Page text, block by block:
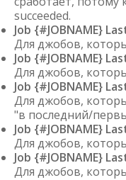
succeeded.
Job {#JOBNAME}
Для джобов,
Job {#JOBNAME}
Для джобов,
Job {#JOBNAME}
Для джобов,
"в последний/
Job {#JOBNAME}
Для джобов,
Job {#JOBNAME}
Для джобов,